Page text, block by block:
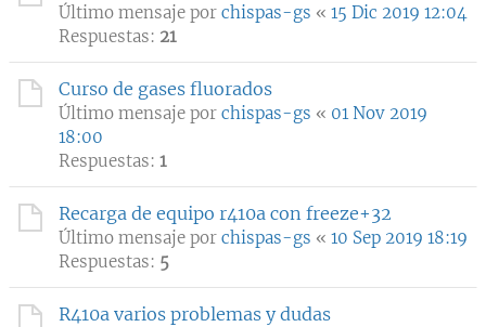
Último mensaje por chispas-gs « 15 Dic 2019 12:04
Respuestas: 21
Curso de gases fluorados
Último mensaje por chispas-gs « 01 Nov 2019
18:00
Respuestas: 1
Recarga de equipo r410a con freeze+32
Último mensaje por chispas-gs « 10 Sep 2019 18:19
Respuestas: 5
R410a varios problemas y dudas